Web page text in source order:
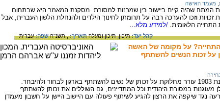
מעמד האישה
שהיה קיים ביישוב בין שמרנות למסורת. מסקנת המאמר היא שבתחום
זכויות וזכו להערכה רבה על תרומתן לחינוך הילדים ולהנחלת הלשון העברית, אבל
הלאומית. /למידע מלא...
קהל יעד:תיכון,תיכון ומעלהתאריך:, תשנ"השפה:עברית
על מקומה של האשה
1882) : ג. הדיון על זכות הנשים להשתתף
כינוס הכנסיה הארצישראלית בזכרון יעקב בשנת 1903 עורר מחלוקת על זכותן של נשים להשתתף בארגון לבחור ולהיבחר.
מעוגנות במסורת היהודית וכל המתדיינים, גם השוללים את זכותן להשתתף
נגד שיקפה את הרצון להגיע לשיתוף פעולה עם היישוב היישן על חשבון מעמדן